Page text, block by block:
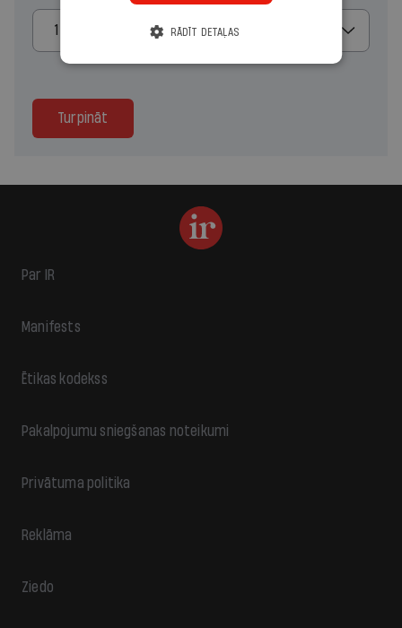
1
Turpināt
Par IR
Manifests
Ētikas kodekss
Pakalpojumu sniegšanas noteikumi
Privātuma politika
Reklāma
Ziedo
RĀDĪT DETAĻAS